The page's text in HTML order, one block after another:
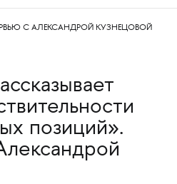
С АЛЕКСАНДРОЙ КУЗНЕЦОВОЙ
позиций».